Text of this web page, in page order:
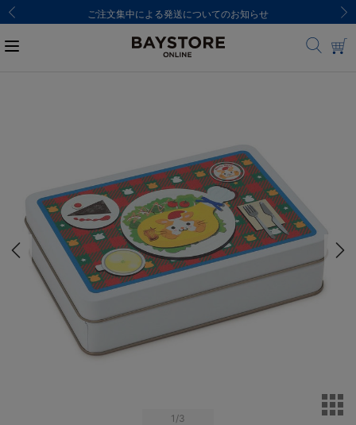
ご注文集中による発送についてのお知らせ
1 /3